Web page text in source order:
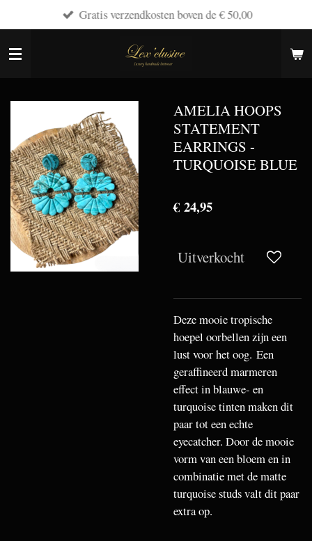
direct
naar
Gratis verzendkosten boven de € 50,00
AMELIA HOOPS
STATEMENT
EARRINGS -
TURQUOISE BLUE
€ 24,95
Uitverkocht
Deze mooie tropische
hoepel oorbellen zijn een
lust voor het oog. Een
geraffineerd marmeren
effect in blauwe- en
turquoise tinten maken dit
paar tot een echte
eyecatcher. Door de mooie
vorm van een bloem en in
combinatie met de matte
turquoise studs valt dit paar
extra op.